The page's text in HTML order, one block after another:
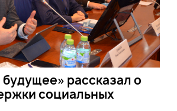
рассказал о
социальных